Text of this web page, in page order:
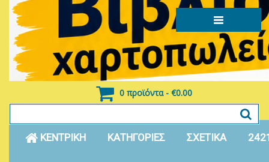
0 προϊόντα - €0.00
ΚΕΝΤΡΙΚΗ ΚΑΤΗΓΟΡΙΕΣ ΣΧΕΤΙΚΑ